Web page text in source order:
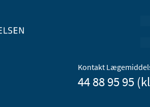
Kontakt
44 88 95 95